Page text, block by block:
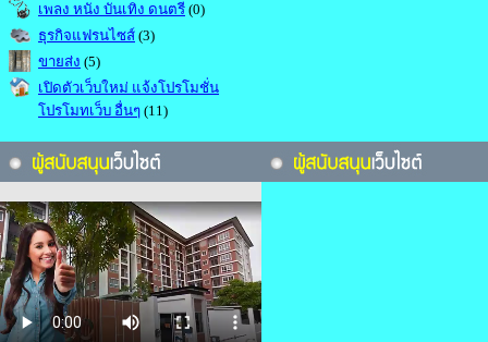
เพลง หนัง บันเทิง ดนตรี (0)
ธุรกิจแฟรนไซส์ (3)
ขายส่ง (5)
เปิดตัวเว็บใหม่ แจ้งโปรโมชั่น
โปรโมทเว็บ อื่นๆ (11)